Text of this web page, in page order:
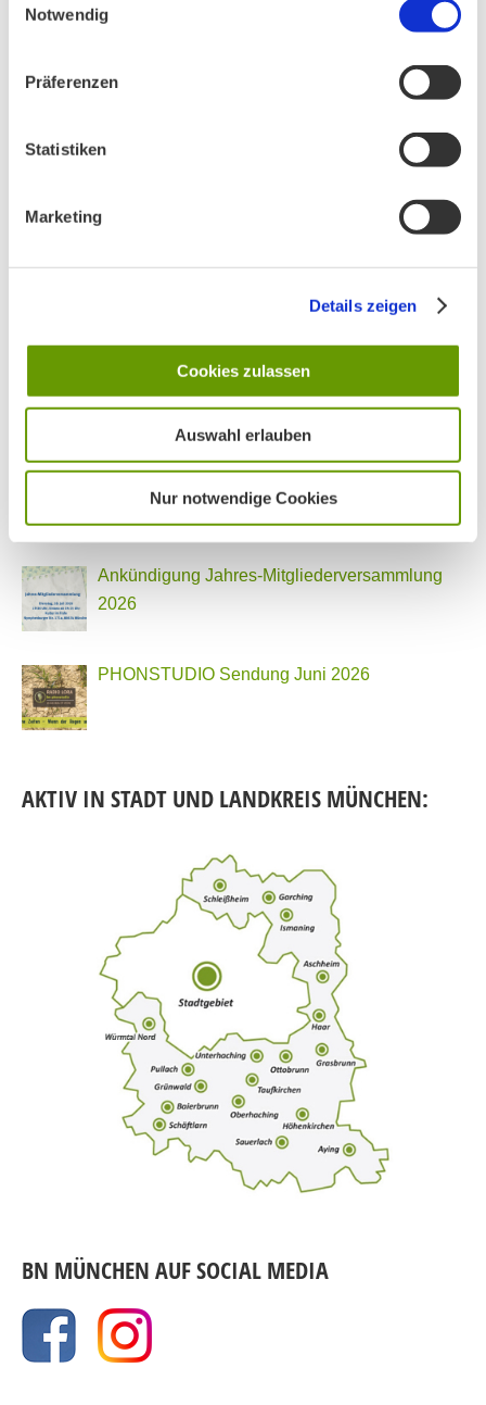
Notwendig
Präferenzen
Statistiken
Marketing
Details zeigen
Cookies zulassen
Auswahl erlauben
Nur notwendige Cookies
AKTUELLES
PHONSTUDIO Sendung Juli 2026
Neue Bio Genusstour
Ankündigung Jahres-Mitgliederversammlung
2026
PHONSTUDIO Sendung Juni 2026
AKTIV IN STADT UND LANDKREIS MÜNCHEN:
BN MÜNCHEN AUF SOCIAL MEDIA